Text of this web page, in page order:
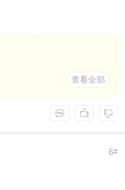
查看全部
6#